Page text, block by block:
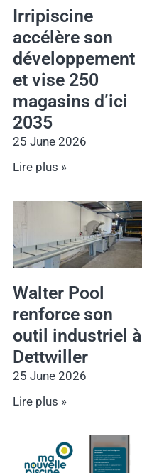
Irripiscine
accélère son
développement
et vise 250
magasins d’ici
2035
25 June 2026
Lire plus »
Walter Pool
renforce son
outil industriel à
Dettwiller
25 June 2026
Lire plus »